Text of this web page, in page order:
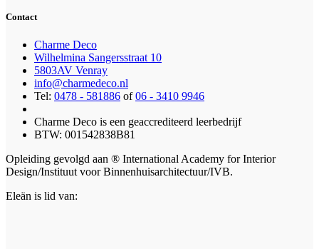
Contact
Charme Deco
Wilhelmina Sangersstraat 10
5803AV Venray
info@charmedeco.nl
Tel: 0478 - 581886 of06 - 3410 9946
Charme Deco is een geaccrediteerd leerbedrijf
BTW: 001542838B81
Opleiding gevolgd aan ® International Academy for Interior
Design/Instituut voor Binnenhuisarchitectuur/IVB.
Eleän is lid van: